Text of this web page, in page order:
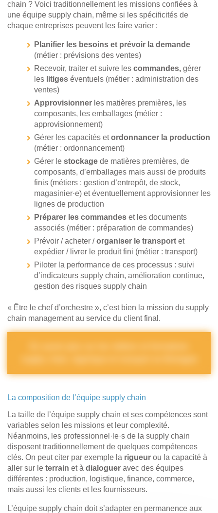
chain ? Voici traditionnellement les missions confiées à
une équipe supply chain, même si les spécificités de
chaque entreprises peuvent les faire varier :
Planifier les besoins et prévoir la demande
(métier : prévisions des ventes)
Recevoir, traiter et suivre les commandes, gérer
les litiges éventuels (métier : administration des
ventes)
Approvisionner les matières premières, les
composants, les emballages (métier :
approvisionnement)
Gérer les capacités etordonnancer la production
(métier : ordonnancement)
Gérer le stockage de matières premières, de
composants, d’emballages mais aussi de produits
finis (métiers : gestion d’entrepôt, de stock,
magasinier·e) et éventuellement approvisionner les
lignes de production
Préparer les commandes et les documents
associés (métier : préparation de commandes)
Prévoir / acheter /organiser le transport et
expédier / livrer le produit fini (métier : transport)
Piloter la performance de ces processus : suivi
d’indicateurs supply chain, amélioration continue,
gestion des risques supply chain
« Être le chef d’orchestre », c’est bien la mission du supply
chain management au service du client final.
La composition de l’équipe supply chain
La taille de l’équipe supply chain et ses compétences sont
variables selon les missions et leur complexité.
Néanmoins, les professionnel·le·s de la supply chain
disposent traditionnellement de quelques compétences
clés. On peut citer par exemple la rigueur ou la capacité à
aller sur le terrain et à dialoguer avec des équipes
différentes : production, logistique, finance, commerce,
mais aussi les clients et les fournisseurs.
L’équipe supply chain doit s’adapter en permanence aux